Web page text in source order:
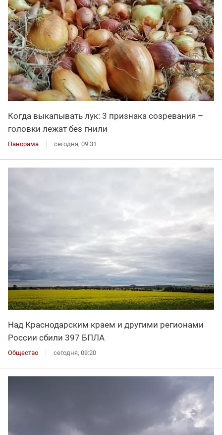
Когда выкапывать лук: 3 признака созревания –
головки лежат без гнили
Панорама сегодня, 09:31
Над Краснодарским краем и другими регионами
России сбили 397 БПЛА
Общество сегодня, 09:20